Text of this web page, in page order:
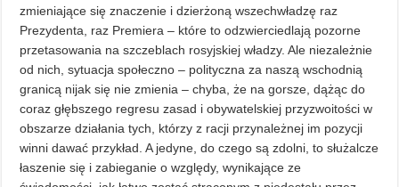
zmieniające się znaczenie i dzierżoną wszechwładzę raz
Prezydenta, raz Premiera – które to odzwierciedlają pozorne
przetasowania na szczeblach rosyjskiej władzy. Ale niezależnie
od nich, sytuacja społeczno – polityczna za naszą wschodnią
granicą nijak się nie zmienia – chyba, że na gorsze, dążąc do
coraz głębszego regresu zasad i obywatelskiej przyzwoitości w
obszarze działania tych, którzy z racji przynależnej im pozycji
winni dawać przykład. A jedyne, do czego są zdolni, to służalcze
łaszenie się i zabieganie o względy, wynikające ze